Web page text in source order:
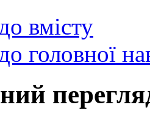
вмісту
головної